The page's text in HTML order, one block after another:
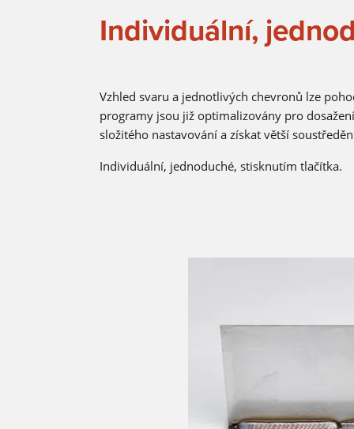
Individuální,
Vzhled svaru a jednotlivých chevronů lze
programy jsou již optimalizovány pro
složitého nastavování a získat větší
Individuální, jednoduché, stisknutím tlačítka.